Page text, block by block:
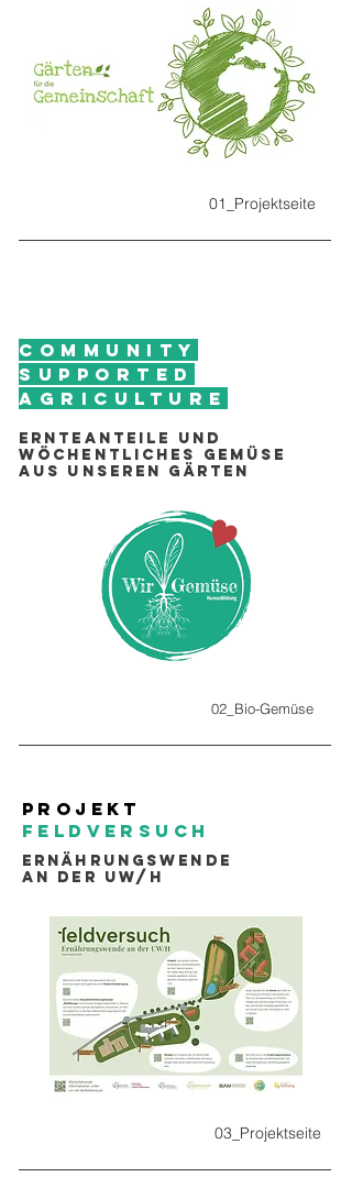
01_Projektseite
Community
Supported
Agriculture
Ernteanteile und
wöchentliches Gemüse
aus unseren Gärten
02_Bio-Gemüse
Projekt
Feldversuch
ERnährungswende
an der UW/H
03_Projektseite